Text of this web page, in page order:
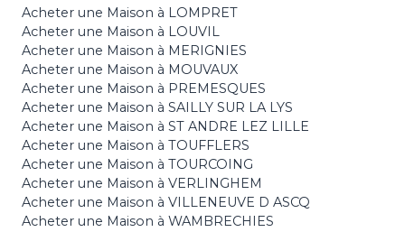
Acheter une Maison à LOMPRET
Acheter une Maison à LOUVIL
Acheter une Maison à MERIGNIES
Acheter une Maison à MOUVAUX
Acheter une Maison à PREMESQUES
Acheter une Maison à SAILLY SUR LA LYS
Acheter une Maison à ST ANDRE LEZ LILLE
Acheter une Maison à TOUFFLERS
Acheter une Maison à TOURCOING
Acheter une Maison à VERLINGHEM
Acheter une Maison à VILLENEUVE D ASCQ
Acheter une Maison à WAMBRECHIES